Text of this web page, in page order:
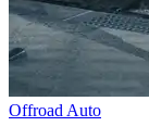
Offroad Auto